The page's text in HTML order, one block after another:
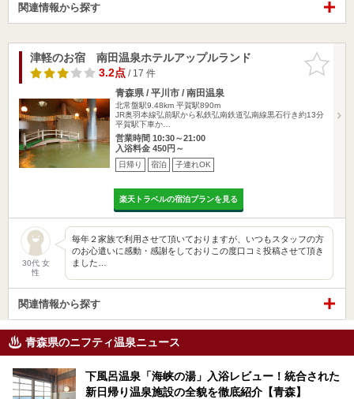
関連情報から探す
お気に入
りに追加
津軽のお宿 南田温泉ホテルアップルランド
3.2点/ 17 件
青森県 / 平川市 / 南田温泉
北常盤駅9.48km 平賀駅890m
JR奥羽本線弘前駅から私鉄弘南鉄道弘南線黒石行き約13分
平賀駅下車か…
営業時間 10:30～21:00
入浴料金 450円～
日帰り 宿泊 子連れOK
楽天トラベルの宿泊プランを見る
30代 女
性
毎年２家族で利用させて頂いておりますが、いつもスタッフの方
のお心遣いに感動・感謝をしておりこの度口コミ投稿させて頂き
ました…
関連情報から探す
青森県のニフティ温泉ニュース
下風呂温泉「海峡の湯」入浴レビュー！統合された
新日帰り温泉施設の全貌を徹底紹介【青森】